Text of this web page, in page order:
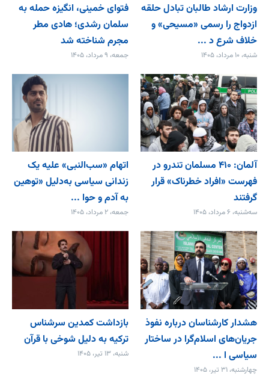
وزارت ارشاد طالبان تبادل حلقه
ازدواج را رسمی «مسیحی» و
خلاف شرع د ...
شنبه، ۱۰ مرداد، ۱۴۰۵
فتوای خمینی، انگیزه حمله به
سلمان رشدی؛ هادی مطر
مجرم شناخته شد
جمعه، ۹ مرداد، ۱۴۰۵
آلمان: ۴۱۰ مسلمان تندرو در
فهرست «افراد خطرناک» قرار
گرفتند
سه‌شنبه، ۶ مرداد، ۱۴۰۵
اتهام «سب‌النبی» علیه یک
زندانی سیاسی به‌دلیل «توهین
به آدم و حوا ...
جمعه، ۲ مرداد، ۱۴۰۵
هشدار کارشناسان درباره نفوذ
جریان‌های اسلام‌گرا در ساختار
سیاسی ا ...
چهارشنبه، ۳۱ تیر، ۱۴۰۵
بازداشت کمدین سرشناس
ترکیه به دلیل شوخی با قرآن
شنبه، ۱۳ تیر، ۱۴۰۵